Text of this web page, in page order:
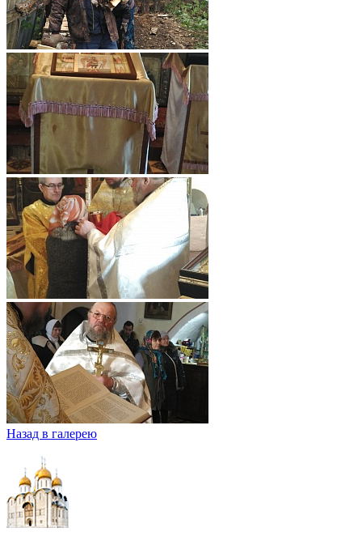
Назад в галерею